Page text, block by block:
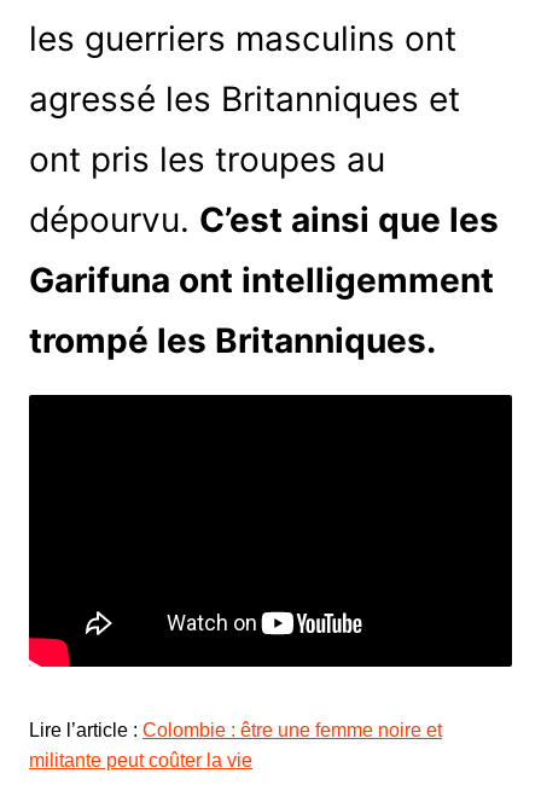
les guerriers masculins ont
agressé les Britanniques et
ont pris les troupes au
dépourvu. C’est ainsi que les
Garifuna ont intelligemment
trompé les Britanniques.
Lire l’article : Colombie : être une femme noire et
militante peut coûter la vie